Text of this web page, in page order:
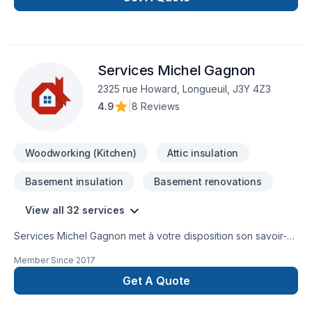
Services Michel Gagnon
2325 rue Howard, Longueuil, J3Y 4Z3
4.9
8 Reviews
Woodworking (Kitchen) Attic insulation
Basement insulation Basement renovations
View all 32 services
Services Michel Gagnon met à votre disposition son savoir-
Démolition, Escalier et rampe, Gypse, Insonorisation, Isolation,
Isolation entre-toît, Isolation mur, Isolation sous-sol, Margelle,
Meubles, Peinture, Plancher, Porte de garage, Portes et
Member Since 2017
Get A Quote